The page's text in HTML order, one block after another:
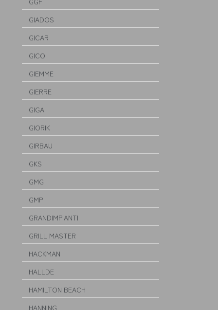
GIADOS
GICAR
GICO
GIEMME
GIERRE
GIGA
GIORIK
GIRBAU
GKS
GMG
GMP
GRANDIMPIANTI
GRILL MASTER
HACKMAN
HALLDE
HAMILTON BEACH
HANNING